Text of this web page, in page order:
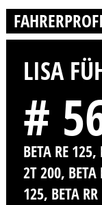
LISA
#
BETA RE 125,
2T 200, BETA
125, BETA